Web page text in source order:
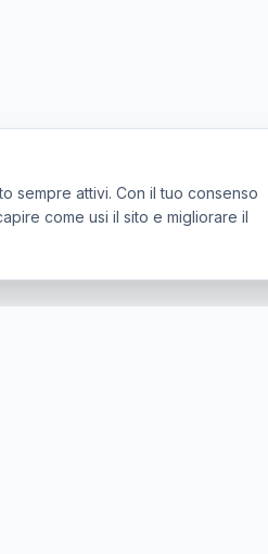
sempre attivi. Con il tuo consenso
come usi il sito e migliorare il